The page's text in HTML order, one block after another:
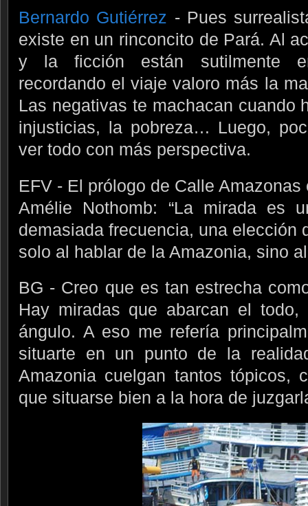
Bernardo Gutiérrez - Pues
existe en un rinconcito de Pará. Al
y la ficción están sutilmente
recordando el viaje valoro más la
Las negativas te machacan cuando
injusticias, la pobreza… Luego,
ver todo con más perspectiva.
EFV - El prólogo de Calle
Amélie Nothomb: “La mirada es
demasiada frecuencia, una elección
solo al hablar de la Amazonia, sino
BG - Creo que es tan estrecha
Hay miradas que abarcan el
ángulo. A eso me refería
situarte en un punto de la
Amazonia cuelgan tantos tópicos,
que situarse bien a la hora de